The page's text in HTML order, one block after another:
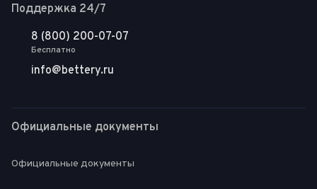
Поддержка 24/7
8 (800) 200-07-07
Бесплатно
info@bettery.ru
Официальные документы
Официальные документы